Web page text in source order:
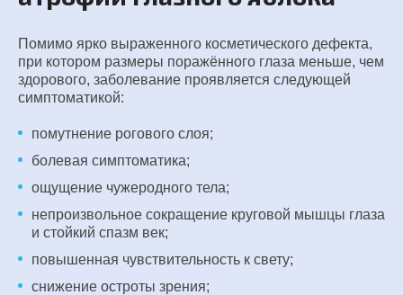
Помимо ярко выраженного косметического дефекта,
при котором размеры поражённого глаза меньше, чем
здорового, заболевание проявляется следующей
симптоматикой:
помутнение рогового слоя;
болевая симптоматика;
ощущение чужеродного тела;
непроизвольное сокращение круговой мышцы глаза
и стойкий спазм век;
повышенная чувствительность к свету;
снижение остроты зрения;